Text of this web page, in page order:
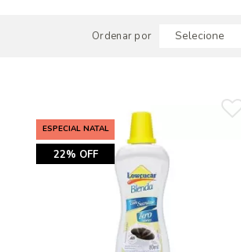
Ordenar por
ESPECIAL NATAL
22% OFF